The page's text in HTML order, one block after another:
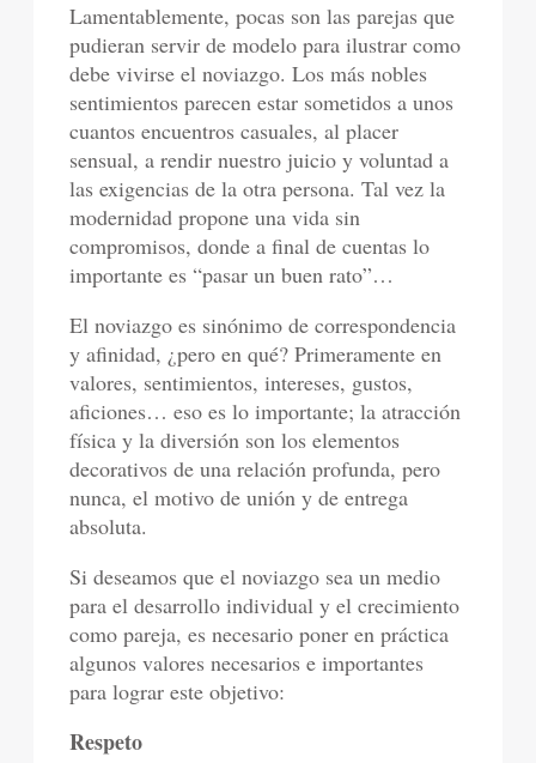
Lamentablemente, pocas son las parejas que
pudieran servir de modelo para ilustrar como
debe vivirse el noviazgo. Los más nobles
sentimientos parecen estar sometidos a unos
cuantos encuentros casuales, al placer
sensual, a rendir nuestro juicio y voluntad a
las exigencias de la otra persona. Tal vez la
modernidad propone una vida sin
compromisos, donde a final de cuentas lo
importante es “pasar un buen rato”…
El noviazgo es sinónimo de correspondencia
y afinidad, ¿pero en qué? Primeramente en
valores, sentimientos, intereses, gustos,
aficiones… eso es lo importante; la atracción
física y la diversión son los elementos
decorativos de una relación profunda, pero
nunca, el motivo de unión y de entrega
absoluta.
Si deseamos que el noviazgo sea un medio
para el desarrollo individual y el crecimiento
como pareja, es necesario poner en práctica
algunos valores necesarios e importantes
para lograr este objetivo:
Respeto